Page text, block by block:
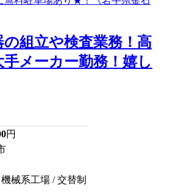
の組立や検査業務！高
メーカー勤務！嬉し
円
械系工場 / 交替制